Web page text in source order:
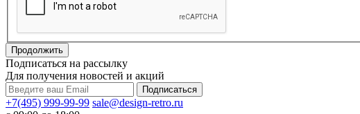
Продолжить
Подписаться на рассылку
Для получения новостей и акций
+7(495) 999-99-99 sale@design-retro.ru